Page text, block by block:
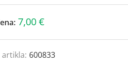
7,00 €
artikla: 600833